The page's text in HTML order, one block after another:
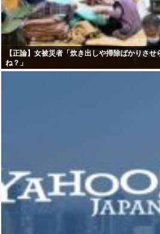
【正論】女被災者「炊き出しや掃除ばかりさ
ね？」